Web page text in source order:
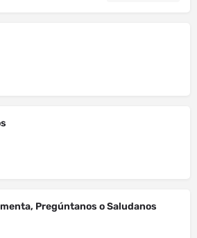
Pregúntanos o Saludanos